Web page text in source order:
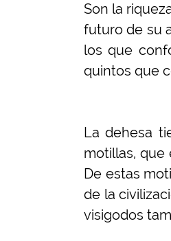
Son la
futuro de su
los que
quintos que
La dehesa
motillas, que
De estas
de la
visigodos